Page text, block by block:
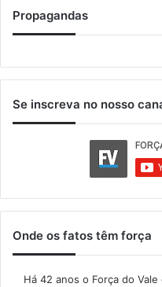
Propagandas
Se inscreva no nosso
Onde os fatos têm força
Há 42 anos o Força do